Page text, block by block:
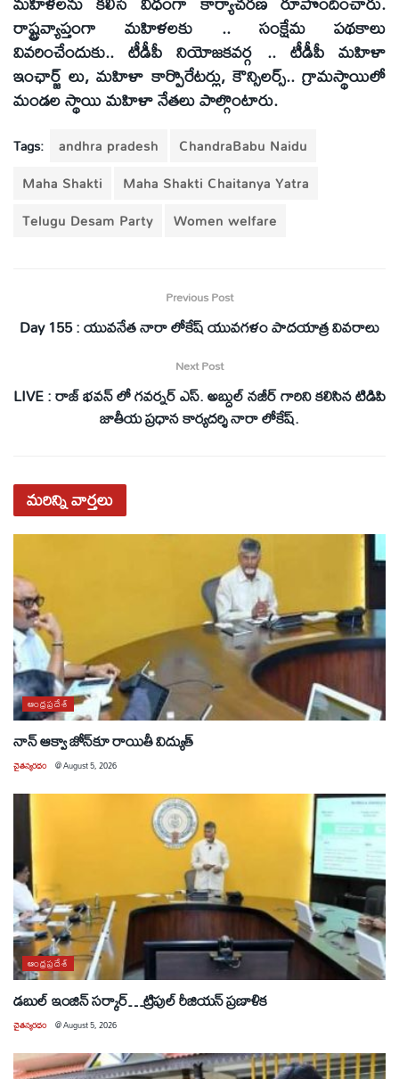
రాష్ట్రవ్యాప్తంగా మహిళలకు .. సంక్షేమ పథకాలు
వివరించేందుకు.. టీడీపీ నియోజకవర్గ .. టీడీపీ మహిళా
ఇంఛార్జ్ లు, మహిళా కార్పొరేటర్లు, కౌన్సిలర్స్.. గ్రామస్థాయిలో
మండల స్థాయి మహిళా నేతలు పాల్గొంటారు.
Tags: andhra pradesh
ChandraBabu Naidu
Maha Shakti
Maha Shakti Chaitanya Yatra
Telugu Desam Party
Women welfare
Previous Post
Day 155 : యువనేత నారా లోకేష్ యువగళం పాదయాత్ర వివరాలు
Next Post
LIVE : రాజ్ భవన్ లో గవర్నర్ ఎస్. అబ్దుల్ నజీర్ గారిని కలిసిన టిడిపి
జాతీయ ప్రధాన కార్యదర్శి నారా లోకేష్.
మరిన్నివార్తలు
ఆంధ్రప్రదేశ్
నాన్ ఆక్వా జోన్‌కూ రాయితీ విద్యుత్
చైతన్యరధం @August 5, 2026
ఆంధ్రప్రదేశ్
డబుల్ ఇంజిన్ సర్కార్…ట్రిపుల్ రీజియన్ ప్రణాళిక
చైతన్యరధం @August 5, 2026